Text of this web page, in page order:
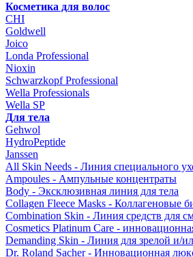
Косметика для волос
CHI
Goldwell
Joico
Londa Professional
Nioxin
Schwarzkopf Professional
Wella Professionals
Wella SP
Для тела
Gehwol
HydroPeptide
Janssen
All Skin Needs - Линия специального
Ampoules - Ампульные концентраты
Body - Эксклюзивная линия для тела
Collagen Fleece Masks - Коллагеновые
Combination Skin - Линия средств для
Cosmetics Platinum Care -
Demanding Skin - Линия для зрелой и/
Dr. Roland Sacher - Инновационная